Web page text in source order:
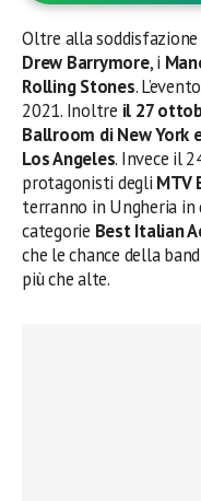
Oltre alla soddisfazione
Drew Barrymore, i
Rolling Stones.
2021. Inoltre il 27
Ballroom di New York
Los Angeles. Invece il
protagonisti degli MTV
terranno in Ungheria
categorie Best Italian
che le chance della
più che alte.